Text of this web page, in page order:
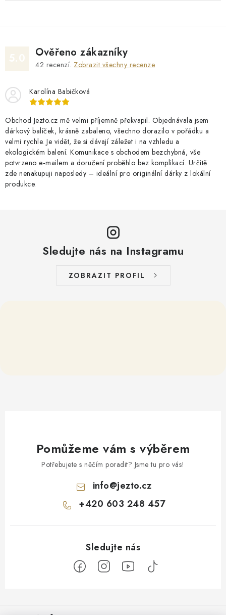
Ověřeno zákazníky
42 recenzí. Zobrazit všechny recenze
Karolína Babičková
Obchod Jezto.cz mě velmi příjemně překvapil. Objednávala jsem
dárkový balíček, krásně zabaleno, všechno dorazilo v pořádku a
velmi rychle. Je vidět, že si dávají záležet i na vzhledu a
ekologickém balení. Komunikace s obchodem bezchybná, vše
potvrzeno e‑mailem a doručení proběhlo bez komplikací. Určitě
zde nenakupuji naposledy – ideální pro originální dárky z lokální
produkce.
Sledujte nás na Instagramu
ZOBRAZIT PROFIL
Pomůžeme vám s výběrem
Potřebujete s něčím poradit? Jsme tu pro vás!
info@jezto.cz
+420 603 248 457